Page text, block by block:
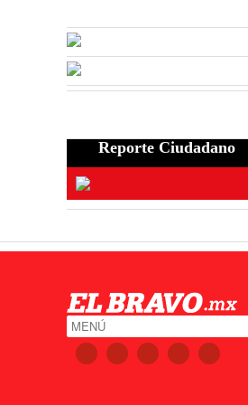
Reporte Ciudadano